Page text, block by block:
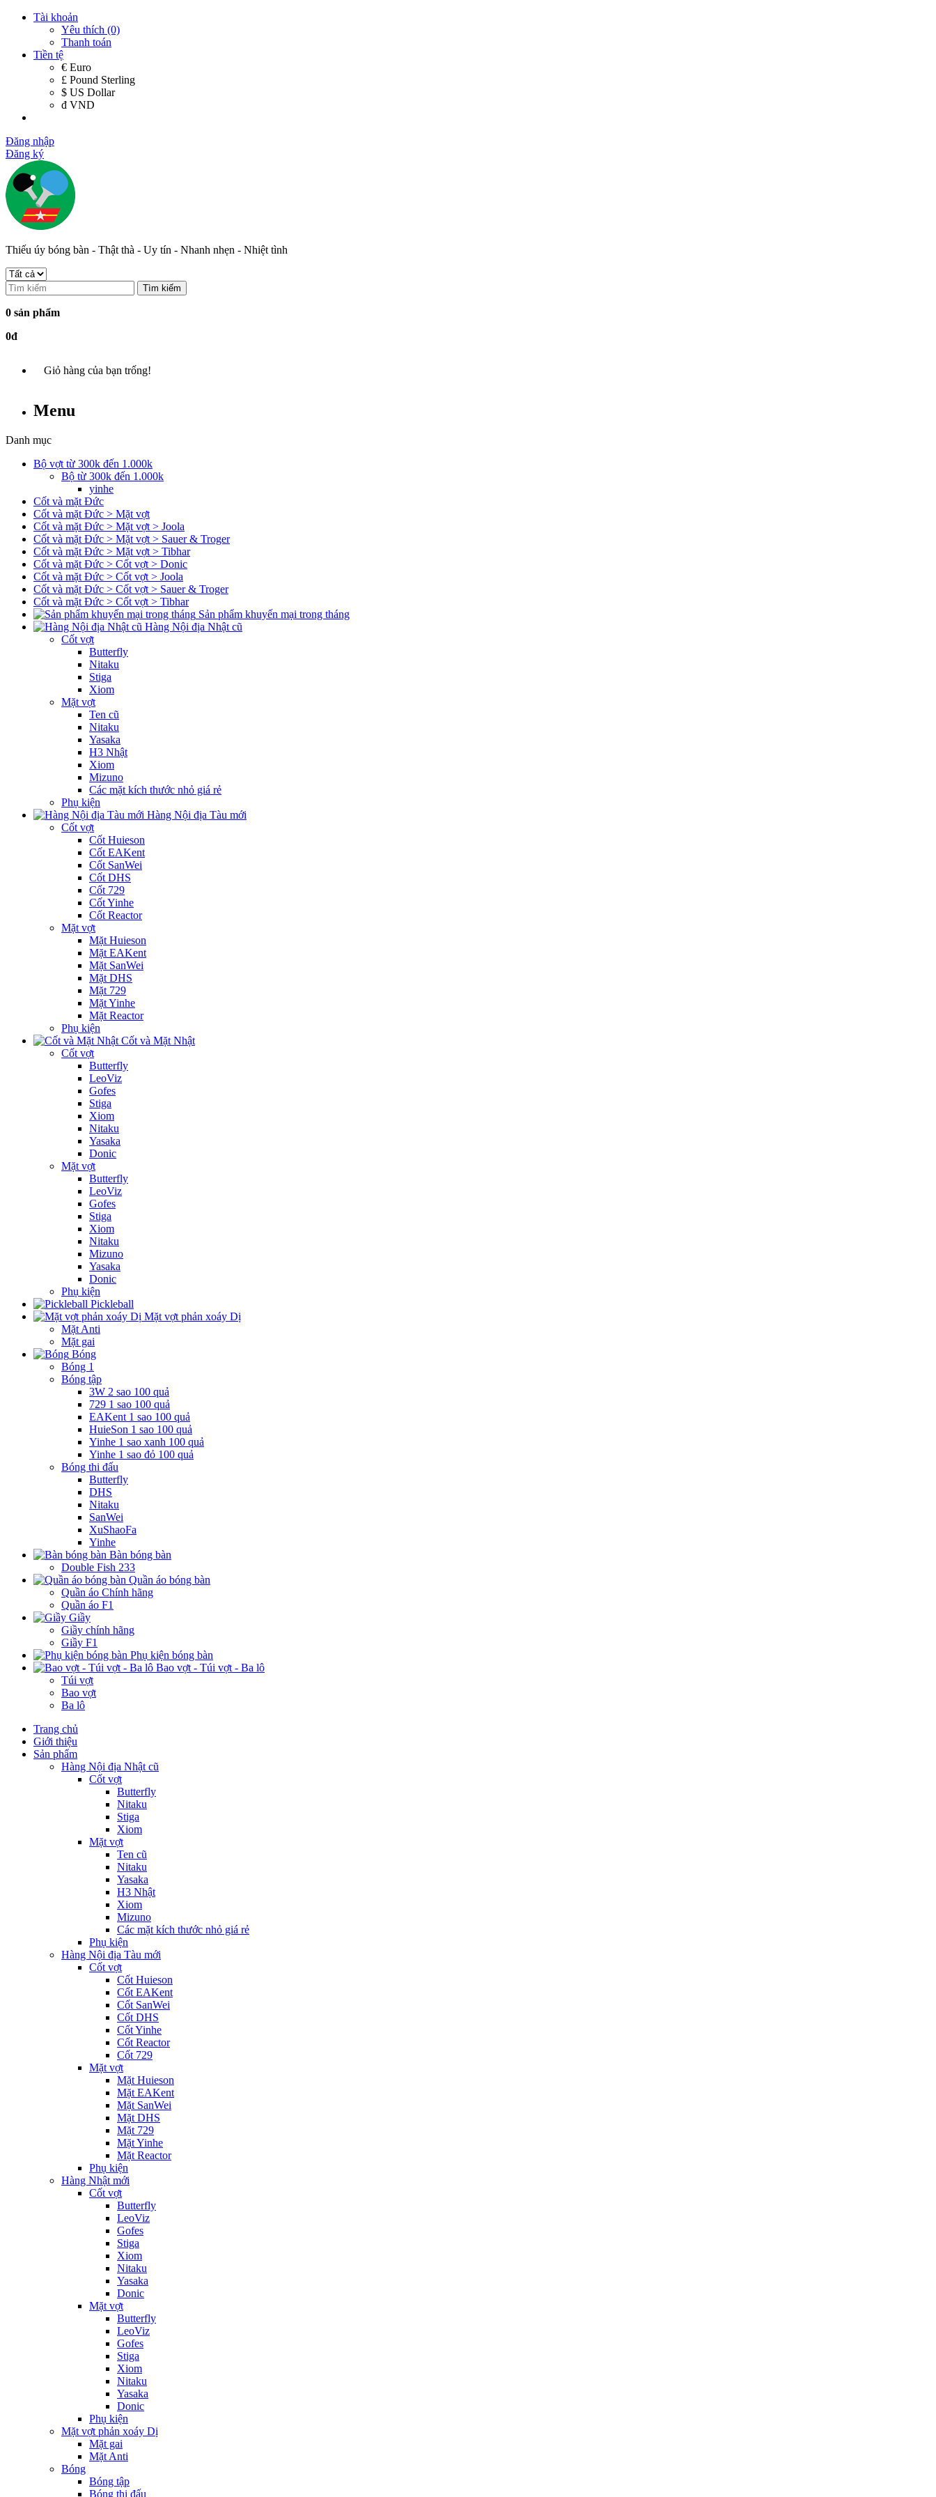
Tài khoản
Yêu thích (0)
Thanh toán
Tiền tệ
€ Euro
£ Pound Sterling
$ US Dollar
đ VND
Đăng nhập
Đăng ký
Thiếu úy bóng bàn - Thật thà - Uy tín - Nhanh nhẹn - Nhiệt tình
Tìm kiếm
0 sản phẩm
0đ
Giỏ hàng của bạn trống!
Menu
Danh mục
Bộ vợt từ 300k đến 1.000k
Bộ từ 300k đến 1.000k
yinhe
Cốt và mặt Đức
Cốt và mặt Đức > Mặt vợt
Cốt và mặt Đức > Mặt vợt > Joola
Cốt và mặt Đức > Mặt vợt > Sauer & Troger
Cốt và mặt Đức > Mặt vợt > Tibhar
Cốt và mặt Đức > Cốt vợt > Donic
Cốt và mặt Đức > Cốt vợt > Joola
Cốt và mặt Đức > Cốt vợt > Sauer & Troger
Cốt và mặt Đức > Cốt vợt > Tibhar
Sản phẩm khuyến mại trong tháng
Hàng Nội địa Nhật cũ
Cốt vợt
Butterfly
Nitaku
Stiga
Xiom
Mặt vợt
Ten cũ
Nitaku
Yasaka
H3 Nhật
Xiom
Mizuno
Các mặt kích thước nhỏ giá rẻ
Phụ kiện
Hàng Nội địa Tàu mới
Cốt vợt
Cốt Huieson
Cốt EAKent
Cốt SanWei
Cốt DHS
Cốt 729
Cốt Yinhe
Cốt Reactor
Mặt vợt
Mặt Huieson
Mặt EAKent
Mặt SanWei
Mặt DHS
Mặt 729
Mặt Yinhe
Mặt Reactor
Phụ kiện
Cốt và Mặt Nhật
Cốt vợt
Butterfly
LeoViz
Gofes
Stiga
Xiom
Nitaku
Yasaka
Donic
Mặt vợt
Butterfly
LeoViz
Gofes
Stiga
Xiom
Nitaku
Mizuno
Yasaka
Donic
Phụ kiện
Pickleball
Mặt vợt phản xoáy Dị
Mặt Anti
Mặt gai
Bóng
Bóng 1
Bóng tập
3W 2 sao 100 quả
729 1 sao 100 quả
EAKent 1 sao 100 quả
HuieSon 1 sao 100 quả
Yinhe 1 sao xanh 100 quả
Yinhe 1 sao đỏ 100 quả
Bóng thi đấu
Butterfly
DHS
Nitaku
SanWei
XuShaoFa
Yinhe
Bàn bóng bàn
Double Fish 233
Quần áo bóng bàn
Quần áo Chính hãng
Quần áo F1
Giầy
Giầy chính hãng
Giầy F1
Phụ kiện bóng bàn
Bao vợt - Túi vợt - Ba lô
Túi vợt
Bao vợt
Ba lô
Trang chủ
Giới thiệu
Sản phẩm
Hàng Nội địa Nhật cũ
Cốt vợt
Butterfly
Nitaku
Stiga
Xiom
Mặt vợt
Ten cũ
Nitaku
Yasaka
H3 Nhật
Xiom
Mizuno
Các mặt kích thước nhỏ giá rẻ
Phụ kiện
Hàng Nội địa Tàu mới
Cốt vợt
Cốt Huieson
Cốt EAKent
Cốt SanWei
Cốt DHS
Cốt Yinhe
Cốt Reactor
Cốt 729
Mặt vợt
Mặt Huieson
Mặt EAKent
Mặt SanWei
Mặt DHS
Mặt 729
Mặt Yinhe
Mặt Reactor
Phụ kiện
Hàng Nhật mới
Cốt vợt
Butterfly
LeoViz
Gofes
Stiga
Xiom
Nitaku
Yasaka
Donic
Mặt vợt
Butterfly
LeoViz
Gofes
Stiga
Xiom
Nitaku
Yasaka
Donic
Phụ kiện
Mặt vợt phản xoáy Dị
Mặt gai
Mặt Anti
Bóng
Bóng tập
Bóng thi đấu